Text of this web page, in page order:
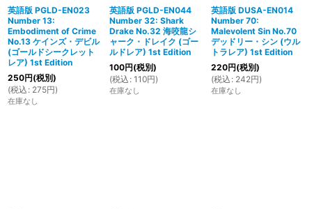
英語版 PGLD-EN023
Number 13:
Embodiment of Crime
No.13 ケインズ・デビル
(ゴールドシークレット
レア) 1st Edition
250円(税別)
(税込 : 275円)
在庫なし
英語版 PGLD-EN044
Number 32: Shark
Drake No.32 海咬龍シ
ャーク・ドレイク (ゴー
ルドレア) 1st Edition
100円(税別)
(税込 : 110円)
在庫なし
英語版 DUSA-EN014
Number 70:
Malevolent Sin No.70
デッドリー・シン (ウル
トラレア) 1st Edition
220円(税別)
(税込 : 242円)
在庫なし